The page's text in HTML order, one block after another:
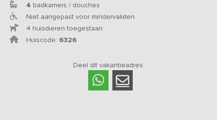
4 badkamers / douches
Niet aangepast voor mindervaliden
4 huisdieren toegestaan
Huiscode: 6326
Deel dit vakantieadres: